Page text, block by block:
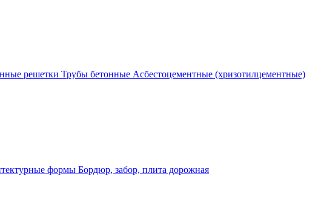
решетки Трубы бетонные Асбестоцементные (хризотилцементные)
формы Бордюр, забор, плита дорожная